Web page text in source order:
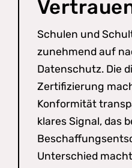
Schulen und
zunehmend auf
Datenschutz. Die
Zertifizierung
Konformität
klares Signal, das
Unterschied